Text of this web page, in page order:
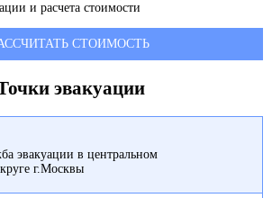
и расчета стоимости
СТОИМОСТЬ
эвакуации
эвакуации в центральном
г.Москвы